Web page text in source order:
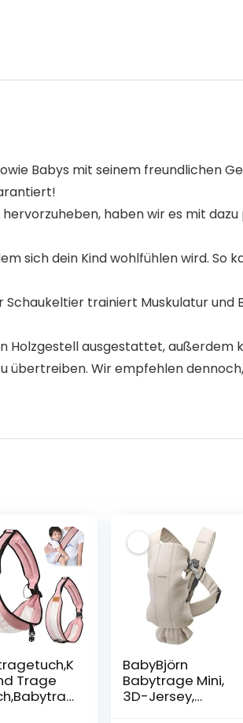
Babys mit seinem freundlichen
hervorzuheben, haben wir es mit
sich dein Kind wohlfühlen wird. So
Schaukeltier trainiert Muskulatur und
Holzgestell ausgestattet,
übertreiben. Wir empfehlen
Trage
BabyBjörn
Babytrage Mini,
3D-Jersey,